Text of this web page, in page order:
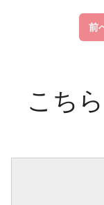
前
こち